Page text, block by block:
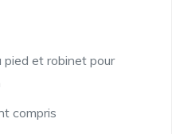
et robinet pour
compris